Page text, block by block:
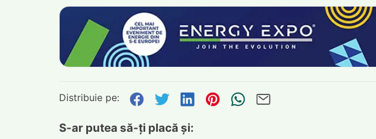
Distribuie pe: Distribuie pe Facebook
Distribuie pe Twitter
Distribuie pe LinkedIn
Distribuie pe Pinterest
Trimite prin whatsapp
S-ar putea să-ți placă și: